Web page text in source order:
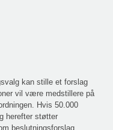
kan stille et forslag
vil være medstillere på
Hvis 50.000
herefter støtter
beslutningsforslag,